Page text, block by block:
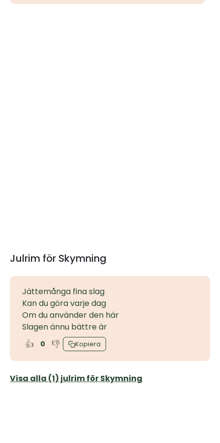
Julrim för Skymning
Jättemånga fina slag
Kan du göra varje dag
Om du använder den här
Slagen ännu bättre är
👍 0 👎 Kopiera
Visa alla (1) julrim för Skymning